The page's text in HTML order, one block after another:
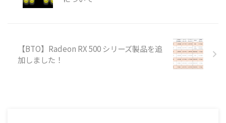
【BTO】Radeon RX 500 シリーズ製品を追
加しました！